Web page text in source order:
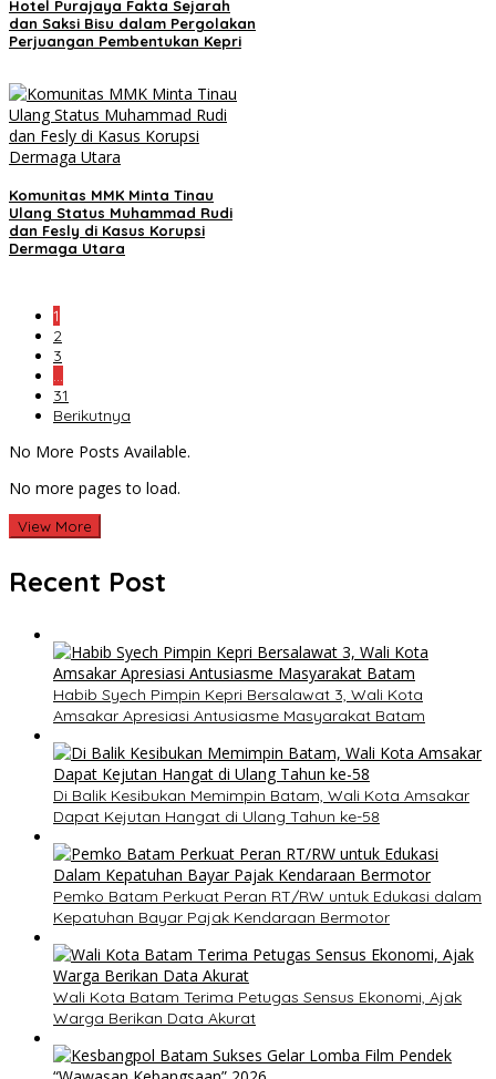
Hotel Purajaya Fakta Sejarah
dan Saksi Bisu dalam Pergolakan
Perjuangan Pembentukan Kepri
Komunitas MMK Minta Tinau
Ulang Status Muhammad Rudi
dan Fesly di Kasus Korupsi
Dermaga Utara
1
2
3
…
31
Berikutnya
No More Posts Available.
No more pages to load.
View More
Recent Post
Habib Syech Pimpin Kepri Bersalawat 3, Wali Kota
Amsakar Apresiasi Antusiasme Masyarakat Batam
Di Balik Kesibukan Memimpin Batam, Wali Kota Amsakar
Dapat Kejutan Hangat di Ulang Tahun ke-58
Pemko Batam Perkuat Peran RT/RW untuk Edukasi dalam
Kepatuhan Bayar Pajak Kendaraan Bermotor
Wali Kota Batam Terima Petugas Sensus Ekonomi, Ajak
Warga Berikan Data Akurat